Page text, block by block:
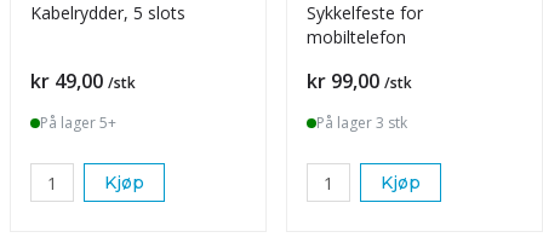
Kabelrydder, 5 slots
Pris
kr 49,00 /stk
På lager 5+
Kjøp
Sykkelfeste for
mobiltelefon
Pris
kr 99,00 /stk
På lager 3 stk
Kjøp